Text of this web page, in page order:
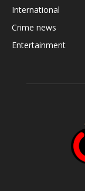
International
Crime news
Entertainment